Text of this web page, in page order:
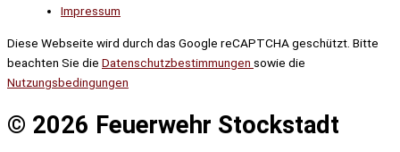
Impressum
Diese Webseite wird durch das Google reCAPTCHA geschützt. Bitte
beachten Sie die Datenschutzbestimmungen sowie die
Nutzungsbedingungen
© 2026 Feuerwehr Stockstadt